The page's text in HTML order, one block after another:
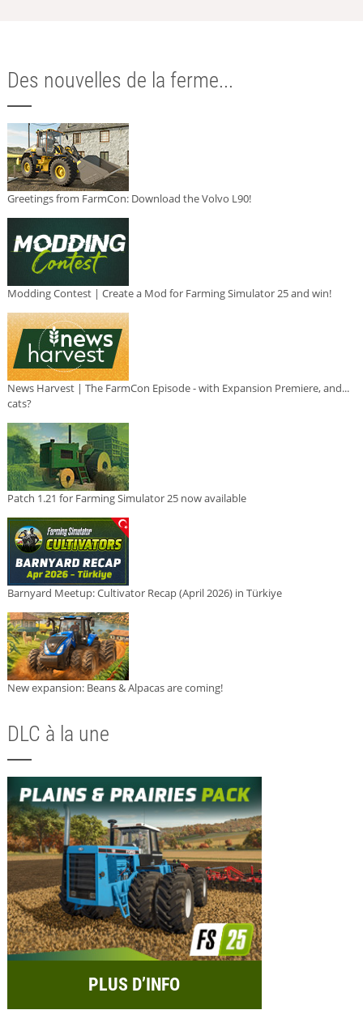
Des nouvelles de la ferme...
Greetings from FarmCon: Download the Volvo L90!
Modding Contest | Create a Mod for Farming Simulator 25 and win!
News Harvest | The FarmCon Episode - with Expansion Premiere, and...
cats?
Patch 1.21 for Farming Simulator 25 now available
Barnyard Meetup: Cultivator Recap (April 2026) in Türkiye
New expansion: Beans & Alpacas are coming!
DLC à la une
PLUS D’INFO